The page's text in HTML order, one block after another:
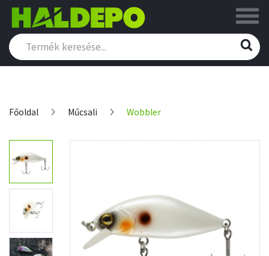
Főoldal Műcsali Wobbler